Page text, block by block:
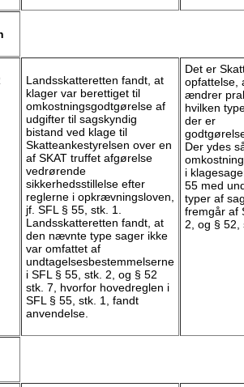
Landsskatteretten fandt, at
klager var berettiget til
omkostningsgodtgørelse af
udgifter til sagskyndig
bistand ved klage til
Skatteankestyrelsen over en
af SKAT truffet afgørelse
vedrørende
sikkerhedsstillelse efter
reglerne i opkrævningsloven,
jf. SFL § 55, stk. 1.
Landsskatteretten fandt, at
den nævnte type sager ikke
var omfattet af
undtagelsesbestemmelserne
i SFL § 55, stk. 2, og § 52
stk. 7, hvorfor hovedreglen i
SFL § 55, stk. 1, fandt
anvendelse.
Det er
opfattelse,
ændrer
hvilken
der er
Der ydes
i
55 med
typer af
fremgår af
2, og § 52,